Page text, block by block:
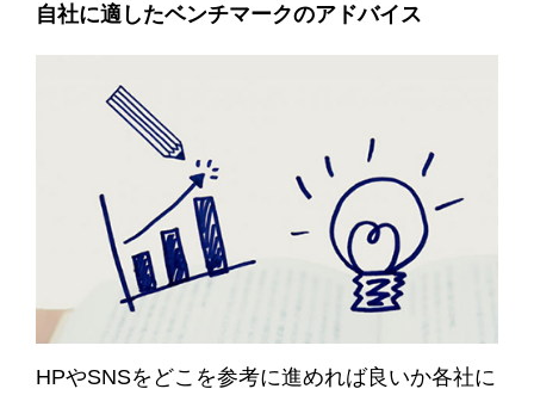
自社に適したベンチマークのアドバイス
HPやSNSをどこを参考に進めれば良いか各社に